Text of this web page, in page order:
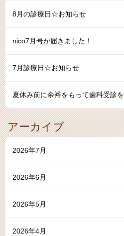
8月の診療日☆お知らせ
nico7月号が届きました！
7月診療日☆お知らせ
夏休み前に余裕をもって歯科受診を
アーカイブ
2026年7月
2026年6月
2026年5月
2026年4月